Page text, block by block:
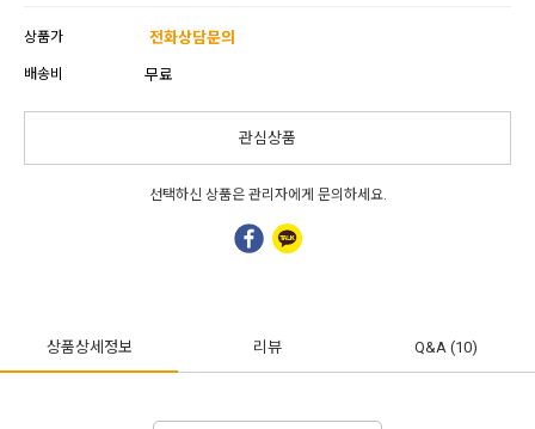
상품가 전화상담문의
배송비 무료
관심상품
선택하신 상품은 관리자에게 문의하세요.
상품상세정보 리뷰 Q&A (10)